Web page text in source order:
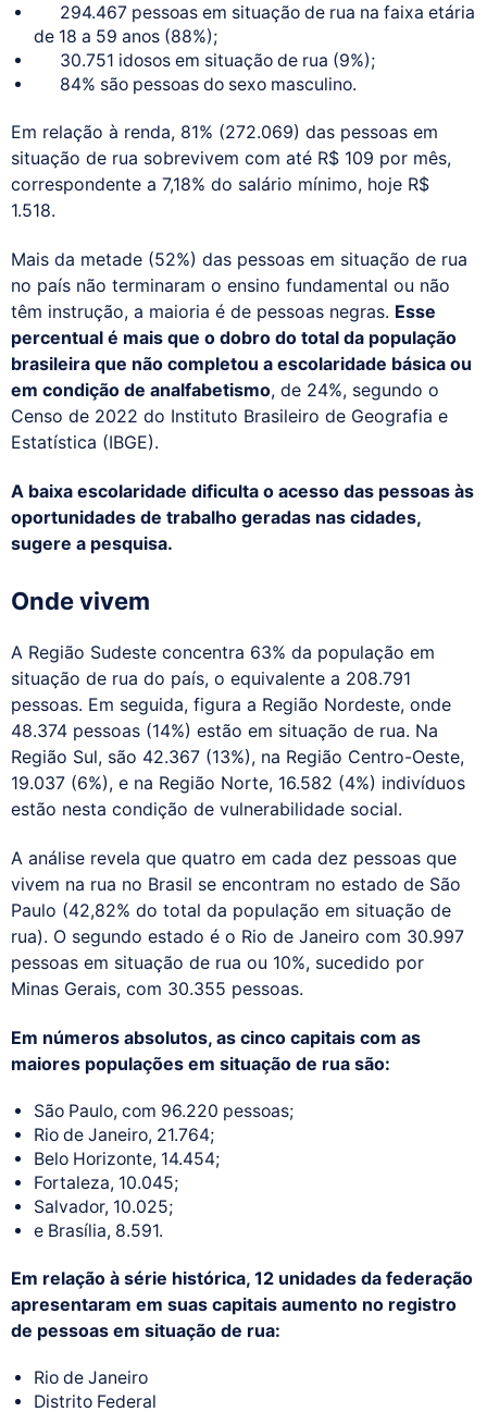
294.467 pessoas em situação de rua na faixa etária
de 18 a 59 anos (88%);
30.751 idosos em situação de rua (9%);
84% são pessoas do sexo masculino.
Em relação à renda, 81% (272.069) das pessoas em
situação de rua sobrevivem com até R$ 109 por mês,
correspondente a 7,18% do salário mínimo, hoje R$
1.518.
Mais da metade (52%) das pessoas em situação de rua
no país não terminaram o ensino fundamental ou não
têm instrução, a maioria é de pessoas negras. Esse
percentual é mais que o dobro do total da população
brasileira que não completou a escolaridade básica ou
em condição de analfabetismo, de 24%, segundo o
Censo de 2022 do Instituto Brasileiro de Geografia e
Estatística (IBGE).
A baixa escolaridade dificulta o acesso das pessoas às
oportunidades de trabalho geradas nas cidades,
sugere a pesquisa.
Onde vivem
A Região Sudeste concentra 63% da população em
situação de rua do país, o equivalente a 208.791
pessoas. Em seguida, figura a Região Nordeste, onde
48.374 pessoas (14%) estão em situação de rua. Na
Região Sul, são 42.367 (13%), na Região Centro-Oeste,
19.037 (6%), e na Região Norte, 16.582 (4%) indivíduos
estão nesta condição de vulnerabilidade social.
A análise revela que quatro em cada dez pessoas que
vivem na rua no Brasil se encontram no estado de São
Paulo (42,82% do total da população em situação de
rua). O segundo estado é o Rio de Janeiro com 30.997
pessoas em situação de rua ou 10%, sucedido por
Minas Gerais, com 30.355 pessoas.
Em números absolutos, as cinco capitais com as
maiores populações em situação de rua são:
São Paulo, com 96.220 pessoas;
Rio de Janeiro, 21.764;
Belo Horizonte, 14.454;
Fortaleza, 10.045;
Salvador, 10.025;
e Brasília, 8.591.
Em relação à série histórica, 12 unidades da federação
apresentaram em suas capitais aumento no registro
de pessoas em situação de rua:
Rio de Janeiro
Distrito Federal